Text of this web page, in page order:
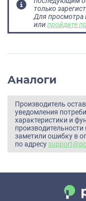
только
Для просмотра
илипройдите
Аналоги
Производитель
уведомления
характеристики и
заметили ошибку в
по адресу